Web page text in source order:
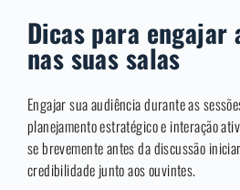
Dicas para engajar
nas suas salas
Engajar sua audiência durante as
planejamento estratégico e interação
se brevemente antes da discussão
credibilidade junto aos ouvintes.